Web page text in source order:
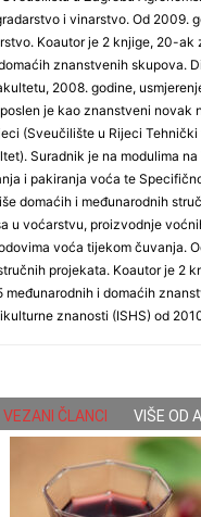
i vinarstvo. Od 2009.
Koautor je 2 knjige, 20-ak
znanstvenih skupova.
2008. godine,
je kao znanstveni novak
(Sveučilište u Rijeci
Suradnik je na modulima
i pakiranja voća te
domaćih i međunarodnih
u voćarstvu, proizvodnje
voća tijekom čuvanja.
projekata. Koautor je 2
međunarodnih i domaćih
znanosti (ISHS) od
VEZANI ČLANCI VIŠE OD